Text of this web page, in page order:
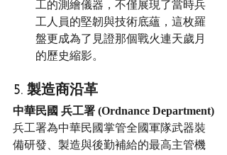
工的測繪儀器，不僅展現了當時兵
工人員的堅韌與技術底蘊，這枚羅
盤更成為了見證那個戰火連天歲月
的歷史縮影。
5. 製造商沿革
中華民國 兵工署 (Ordnance Department)
兵工署為中華民國掌管全國軍隊武器裝
備研發、製造與後勤補給的最高主管機